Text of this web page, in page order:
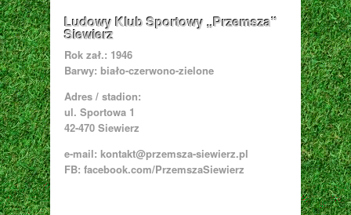
Ludowy Klub Sportowy „Przemsza”
Siewierz
Rok zał.: 1946
Barwy: biało-czerwono-zielone
Adres / stadion:
ul. Sportowa 1
42-470 Siewierz
e-mail: kontakt@przemsza-siewierz.pl
FB: facebook.com/PrzemszaSiewierz